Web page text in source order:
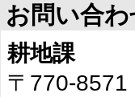
お問い合わ
耕地課
〒770-